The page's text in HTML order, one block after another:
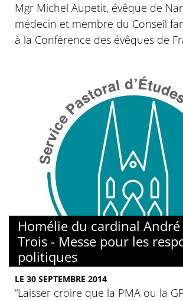
Mgr Michel Aupetit, évêque de
médecin et membre du Conseil
à la Conférence des évêques de
Homélie du cardinal
Trois - Messe pour les
politiques
LE 30 SEPTEMBRE 2014
“Laisser croire que la PMA ou la